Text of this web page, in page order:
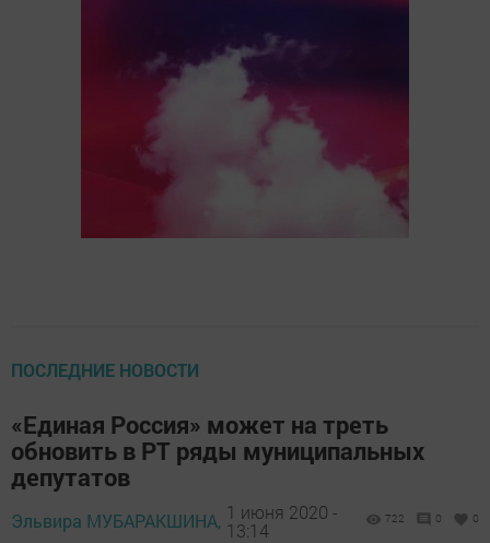
ПОСЛЕДНИЕ НОВОСТИ
«Единая Россия» может на треть
обновить в РТ ряды муниципальных
депутатов
Эльвира МУБАРАКШИНА, 1 июня 2020 -
13:14
722 0 0